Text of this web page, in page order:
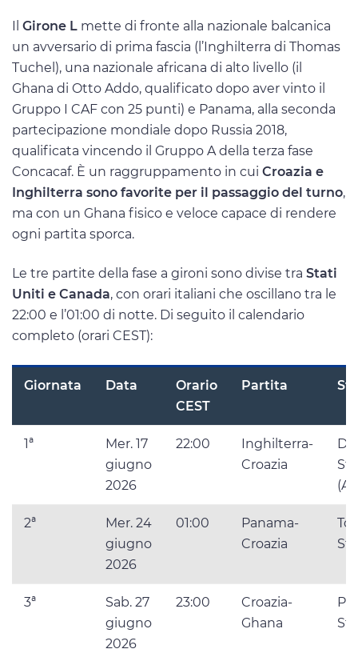
Il Girone L mette di fronte alla nazionale balcanica
un avversario di prima fascia (l’Inghilterra di Thomas
Tuchel), una nazionale africana di alto livello (il
Ghana di Otto Addo, qualificato dopo aver vinto il
Gruppo I CAF con 25 punti) e Panama, alla seconda
partecipazione mondiale dopo Russia 2018,
qualificata vincendo il Gruppo A della terza fase
Concacaf. È un raggruppamento in cui Croazia e
Inghilterra sono favorite per il passaggio del turno,
ma con un Ghana fisico e veloce capace di rendere
ogni partita sporca.
Le tre partite della fase a gironi sono divise tra Stati
Uniti e Canada, con orari italiani che oscillano tra le
22:00 e l’01:00 di notte. Di seguito il calendario
completo (orari CEST):
Giornata Data
Orario
CEST
Partita
1ª
Mer. 17
giugno
2026
22:00
Inghilterra-
Croazia
2ª
Mer. 24
giugno
2026
01:00
Panama-
Croazia
3ª
Sab. 27
giugno
2026
23:00
Croazia-
Ghana